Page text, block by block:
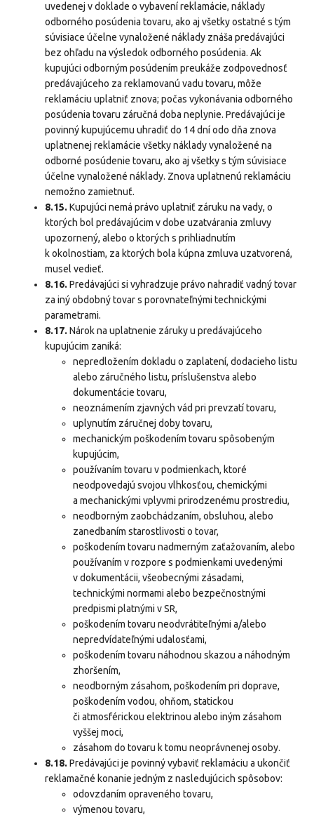
uvedenej v doklade o vybavení reklamácie, náklady
odborného posúdenia tovaru, ako aj všetky ostatné s tým
súvisiace účelne vynaložené náklady znáša predávajúci
bez ohľadu na výsledok odborného posúdenia. Ak
kupujúci odborným posúdením preukáže zodpovednosť
predávajúceho za reklamovanú vadu tovaru, môže
reklamáciu uplatniť znova; počas vykonávania odborného
posúdenia tovaru záručná doba neplynie. Predávajúci je
povinný kupujúcemu uhradiť do 14 dní odo dňa znova
uplatnenej reklamácie všetky náklady vynaložené na
odborné posúdenie tovaru, ako aj všetky s tým súvisiace
účelne vynaložené náklady. Znova uplatnenú reklamáciu
nemožno zamietnuť.
8.15. Kupujúci nemá právo uplatniť záruku na vady, o
ktorých bol predávajúcim v dobe uzatvárania zmluvy
upozornený, alebo o ktorých s prihliadnutím
k okolnostiam, za ktorých bola kúpna zmluva uzatvorená,
musel vedieť.
8.16. Predávajúci si vyhradzuje právo nahradiť vadný tovar
za iný obdobný tovar s porovnateľnými technickými
parametrami.
8.17. Nárok na uplatnenie záruky u predávajúceho
kupujúcim zaniká:
nepredložením dokladu o zaplatení, dodacieho listu
alebo záručného listu, príslušenstva alebo
dokumentácie tovaru,
neoznámením zjavných vád pri prevzatí tovaru,
uplynutím záručnej doby tovaru,
mechanickým poškodením tovaru spôsobeným
kupujúcim,
používaním tovaru v podmienkach, ktoré
neodpovedajú svojou vlhkosťou, chemickými
a mechanickými vplyvmi prirodzenému prostrediu,
neodborným zaobchádzaním, obsluhou, alebo
zanedbaním starostlivosti o tovar,
poškodením tovaru nadmerným zaťažovaním, alebo
používaním v rozpore s podmienkami uvedenými
v dokumentácii, všeobecnými zásadami,
technickými normami alebo bezpečnostnými
predpismi platnými v SR,
poškodením tovaru neodvrátiteľnými a/alebo
nepredvídateľnými udalosťami,
poškodením tovaru náhodnou skazou a náhodným
zhoršením,
neodborným zásahom, poškodením pri doprave,
poškodením vodou, ohňom, statickou
či atmosférickou elektrinou alebo iným zásahom
vyššej moci,
zásahom do tovaru k tomu neoprávnenej osoby.
8.18. Predávajúci je povinný vybaviť reklamáciu a ukončiť
reklamačné konanie jedným z nasledujúcich spôsobov:
odovzdaním opraveného tovaru,
výmenou tovaru,